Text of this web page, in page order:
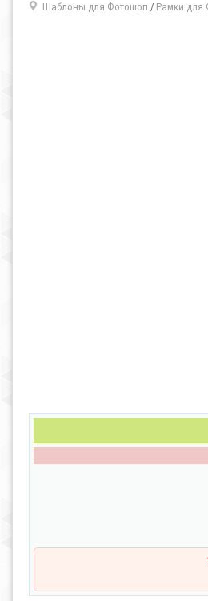
Шаблоны для Фотошоп / Рамки для